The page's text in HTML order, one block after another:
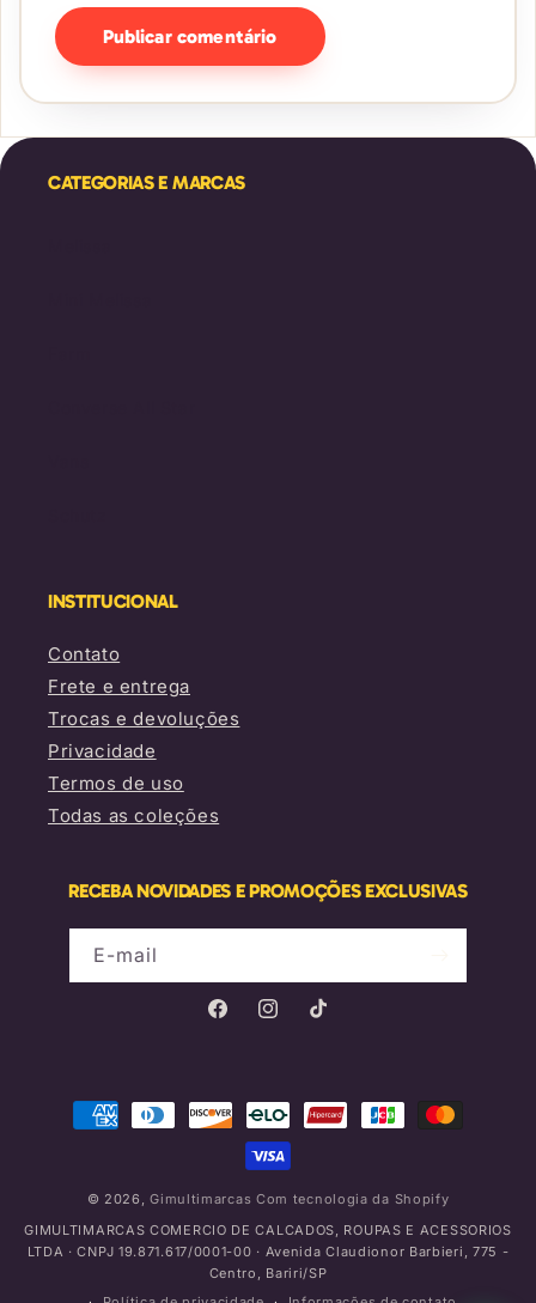
CATEGORIAS E MARCAS
INSTITUCIONAL
Contato
Frete e entrega
Trocas e devoluções
Privacidade
Termos de uso
Todas as coleções
RECEBA NOVIDADES E PROMOÇÕES EXCLUSIVAS
E-mail
FacebookInstagramTikTok
Formas
© 2026,Gimultimarcas Com tecnologia da Shopify
GIMULTIMARCAS COMERCIO DE CALCADOS, ROUPAS E ACESSORIOS
LTDA · CNPJ 19.871.617/0001-00 · Avenida Claudionor Barbieri, 775 -
Centro, Bariri/SP